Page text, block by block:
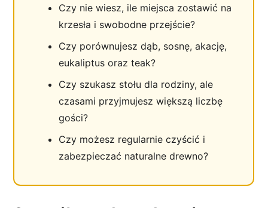
Czy nie wiesz, ile miejsca zostawić na
krzesła i swobodne przejście?
Czy porównujesz dąb, sosnę, akację,
eukaliptus oraz teak?
Czy szukasz stołu dla rodziny, ale
czasami przyjmujesz większą liczbę
gości?
Czy możesz regularnie czyścić i
zabezpieczać naturalne drewno?